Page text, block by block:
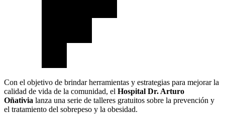
Con el objetivo de brindar herramientas y estrategias para mejorar la
calidad de vida de la comunidad, el Hospital Dr. Arturo
Oñativia lanza una serie de talleres gratuitos sobre la prevención y
el tratamiento del sobrepeso y la obesidad.